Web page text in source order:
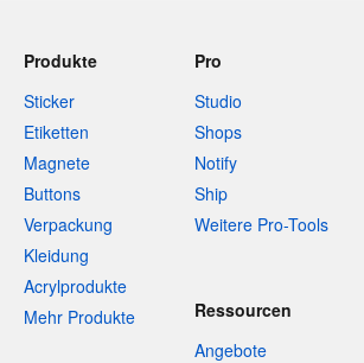
Produkte
Sticker
Etiketten
Magnete
Buttons
Verpackung
Kleidung
Acrylprodukte
Mehr Produkte
Pro
Studio
Shops
Notify
Ship
Weitere Pro-Tools
Ressourcen
Angebote